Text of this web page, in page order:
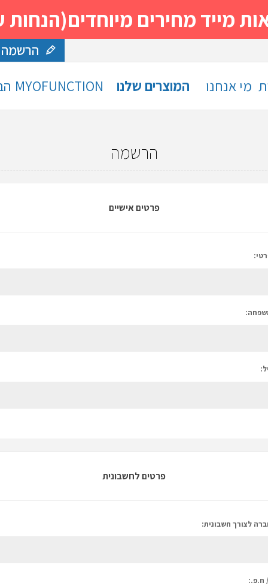
מחירים מיוחדים(הנחות עד 30%)- נסה
הרשמה
מי אנחנו המוצרים שלנו MYOFUNCTION
הרשמה
פרטים אישיים
פרטים לחשבונית
לצורך חשבונית:
ח.פ.: